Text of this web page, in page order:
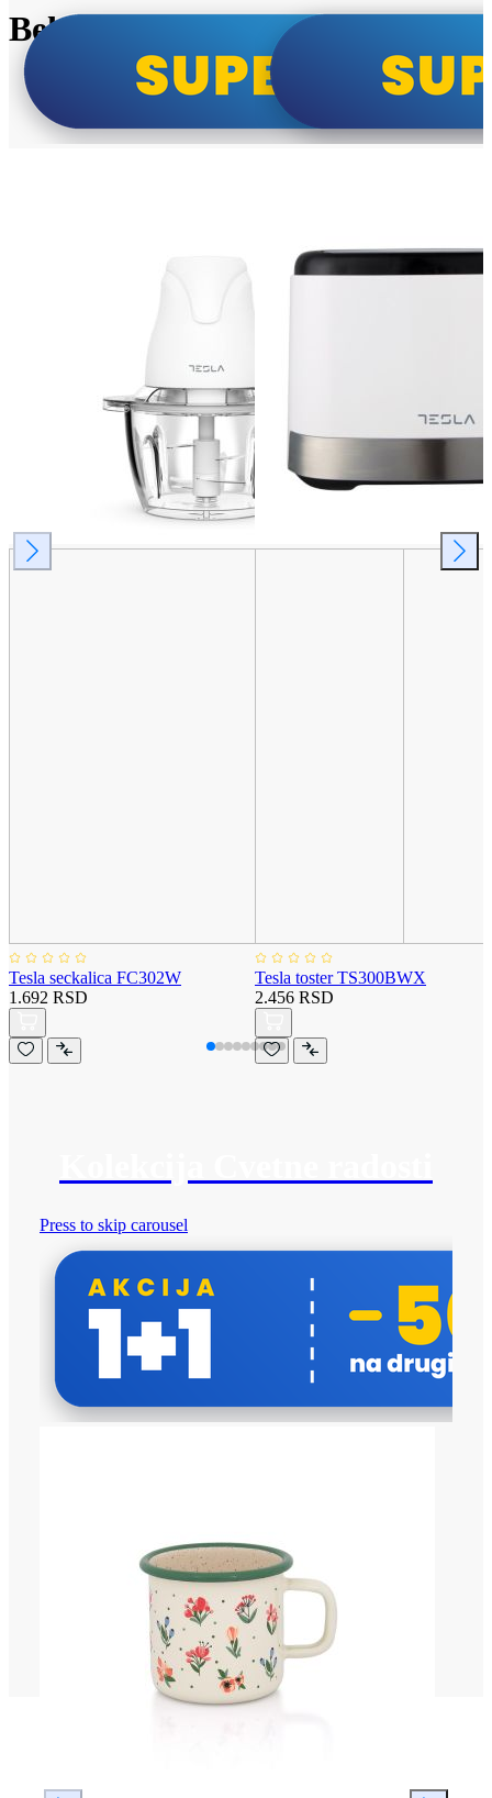
Beko i Tesla super cene
Tesla seckalica FC302W
1.692 RSD
Tesla toster TS300BWX
2.456 RSD
Press to skip carousel